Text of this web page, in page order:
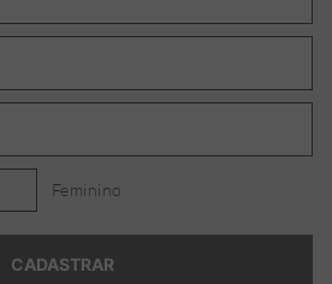
Feminino